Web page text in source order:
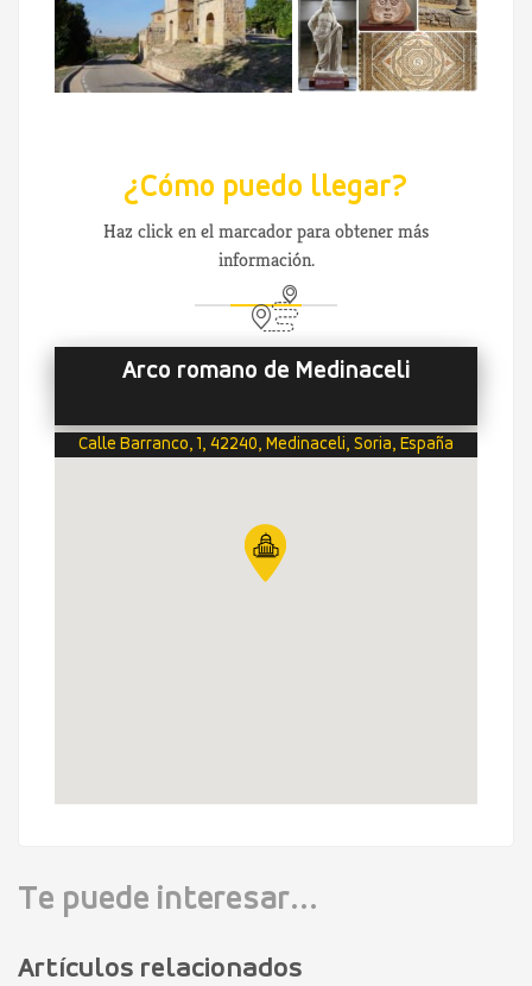
¿Cómo puedo llegar?
Haz click en el marcador para obtener más
información.
Arco romano de Medinaceli
Calle Barranco, 1, 42240, Medinaceli, Soria, España
Te puede interesar...
Artículos relacionados